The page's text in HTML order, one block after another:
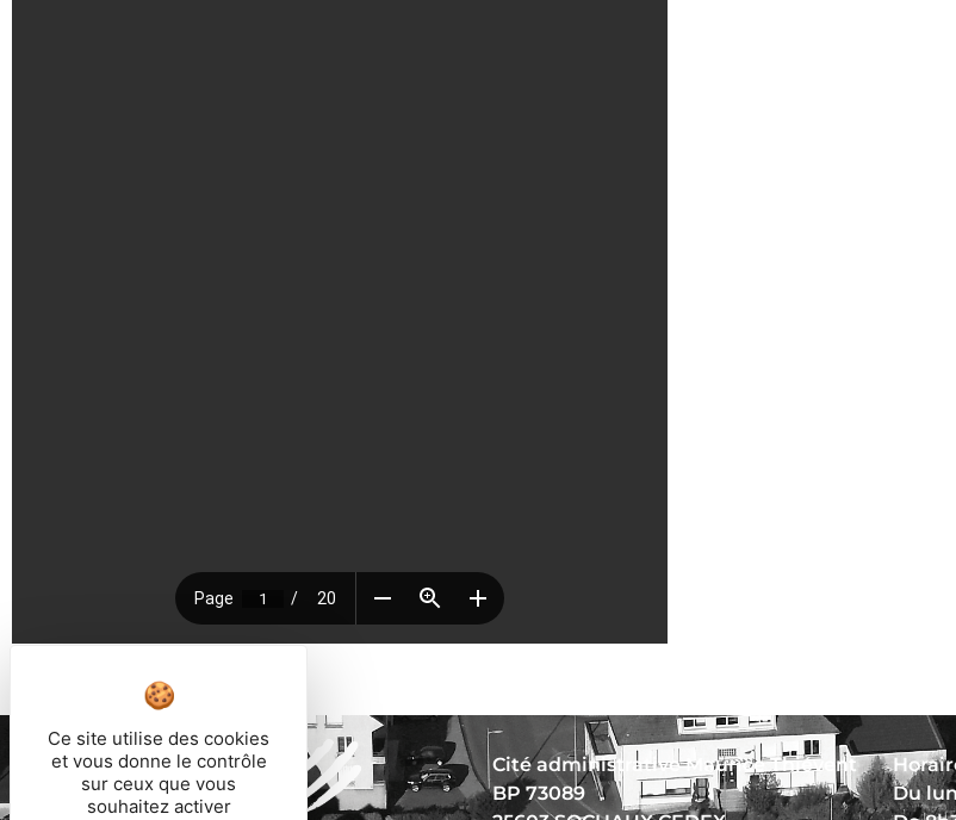
Cité administrative Maurice Thiévent
BP 73089
Du
Ce site utilise des cookies
et vous donne le contrôle
sur ceux que vous
souhaitez activer